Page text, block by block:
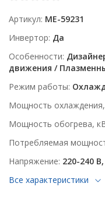
Артикул ME-59231
Инвертор Да
Особенности
движения /
Режим работы
Мощность
Мощность обогрева,
Потребляемая
Напряжение 220-240
Все характеристики